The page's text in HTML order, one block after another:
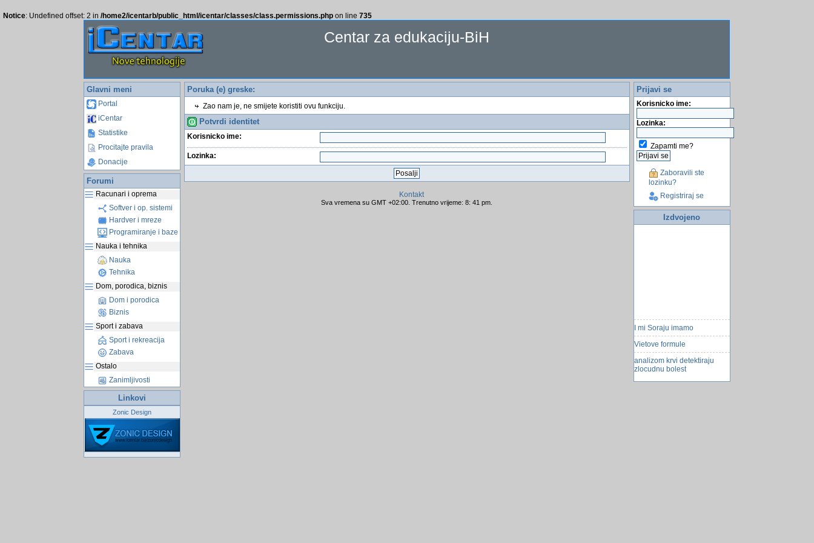
Notice: Undefined offset: 2 in /home2/icentarb/public_html/icentar/classes/class.permissions.php on line 735
Centar za edukaciju-BiH
Glavni meni
Portal
iCentar
Statistike
Procitajte pravila
Donacije
Forumi
Racunari i oprema
Softver i op. sistemi
Hardver i mreze
Programiranje i baze
Nauka i tehnika
Nauka
Tehnika
Dom, porodica, biznis
Dom i porodica
Biznis
Sport i zabava
Sport i rekreacija
Zabava
Ostalo
Zanimljivosti
Linkovi
Zonic Design
Poruka (e) greske:
Zao nam je, ne smijete koristiti ovu funkciju.
Potvrdi identitet
Korisnicko ime:
Lozinka:
Kontakt
Sva vremena su GMT +02:00. Trenutno vrijeme: 8: 41 pm.
Prijavi se
Korisnicko ime:
Lozinka:
Zapamti me?
Zaboravili ste
lozinku?
Registriraj se
Izdvojeno
I mi Soraju imamo
Vietove formule
analizom krvi detektiraju
zlocudnu bolest
zabranjene rijeci